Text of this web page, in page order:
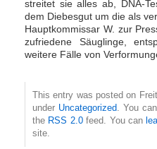
streitet sie alles ab, DNA-
dem Diebesgut um die als
Hauptkommissar W. zur
zufriedene Säuglinge,
weitere Fälle von
This entry was posted on
under Uncategorized. You
the RSS 2.0feed. You can
site.